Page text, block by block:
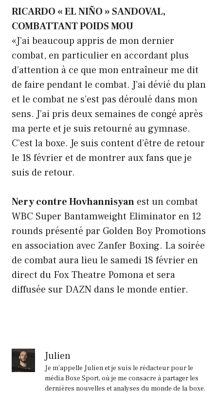
RICARDO « EL NIÑO » SANDOVAL,
COMBATTANT POIDS MOU
«J’ai beaucoup appris de mon dernier
combat, en particulier en accordant plus
d’attention à ce que mon entraîneur me dit
de faire pendant le combat. J’ai dévié du plan
et le combat ne s’est pas déroulé dans mon
sens. J’ai pris deux semaines de congé après
ma perte et je suis retourné au gymnase.
C’est la boxe. Je suis content d’être de retour
le 18 février et de montrer aux fans que je
suis de retour.
Nery contre Hovhannisyan est un combat
WBC Super Bantamweight Eliminator en 12
rounds présenté par Golden Boy Promotions
en association avec Zanfer Boxing. La soirée
de combat aura lieu le samedi 18 février en
direct du Fox Theatre Pomona et sera
diffusée sur DAZN dans le monde entier.
Julien
Je m'appelle Julien et je suis le rédacteur pour le
média Boxe Sport, où je me consacre à partager les
dernières nouvelles et analyses du monde de la boxe.